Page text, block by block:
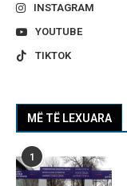
INSTAGRAM
YOUTUBE
TIKTOK
MË TË LEXUARA
1